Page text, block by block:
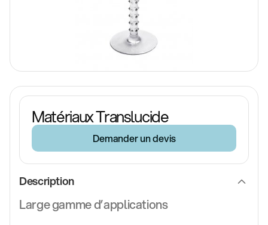
Matériaux Translucide
Demander un devis
Description
Large gamme d’applications